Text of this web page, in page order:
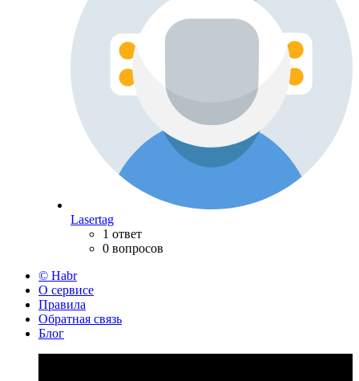
Lasertag
1 ответ
0 вопросов
© Habr
О сервисе
Правила
Обратная связь
Блог